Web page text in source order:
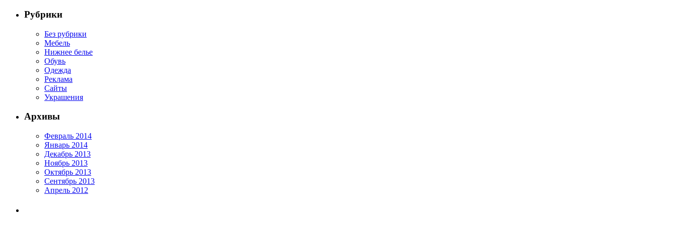
Рубрики
Без рубрики
Мебель
Нижнее белье
Обувь
Одежда
Реклама
Сайты
Украшения
Архивы
Февраль 2014
Январь 2014
Декабрь 2013
Ноябрь 2013
Октябрь 2013
Сентябрь 2013
Апрель 2012